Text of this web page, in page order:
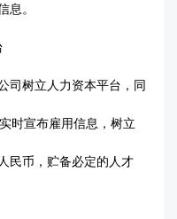
息。
司树立人力资本平台，同
时宣布雇用信息，树立
民币，贮备必定的人才